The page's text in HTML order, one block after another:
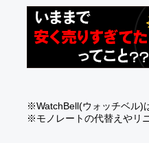
※WatchBell(ウォッチベル)
※モノレートの代替えやリ